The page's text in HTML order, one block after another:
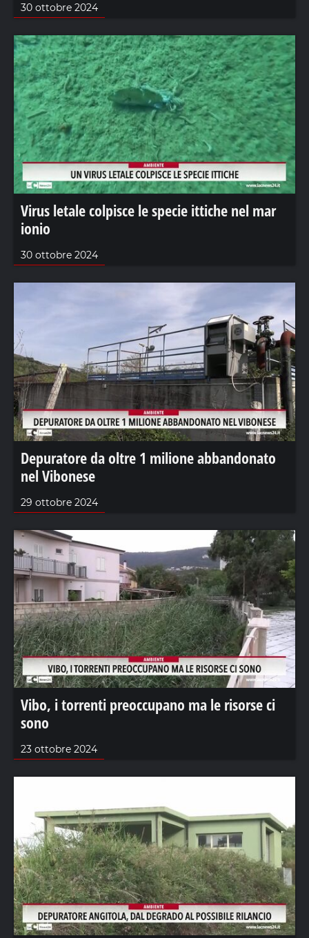
30 ottobre 2024
Virus letale colpisce le specie ittiche nel mar
ionio
30 ottobre 2024
Depuratore da oltre 1 milione abbandonato
nel Vibonese
29 ottobre 2024
Vibo, i torrenti preoccupano ma le risorse ci
sono
23 ottobre 2024